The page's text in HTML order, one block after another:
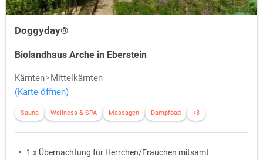
Doggyday®
Biolandhaus Arche in Eberstein
Kärnten
Mittelkärnten
(Karte öffnen)
Sauna Wellness & SPA Massagen Dampfbad +3
1 x Übernachtung für Herrchen/Frauchen mitsamt